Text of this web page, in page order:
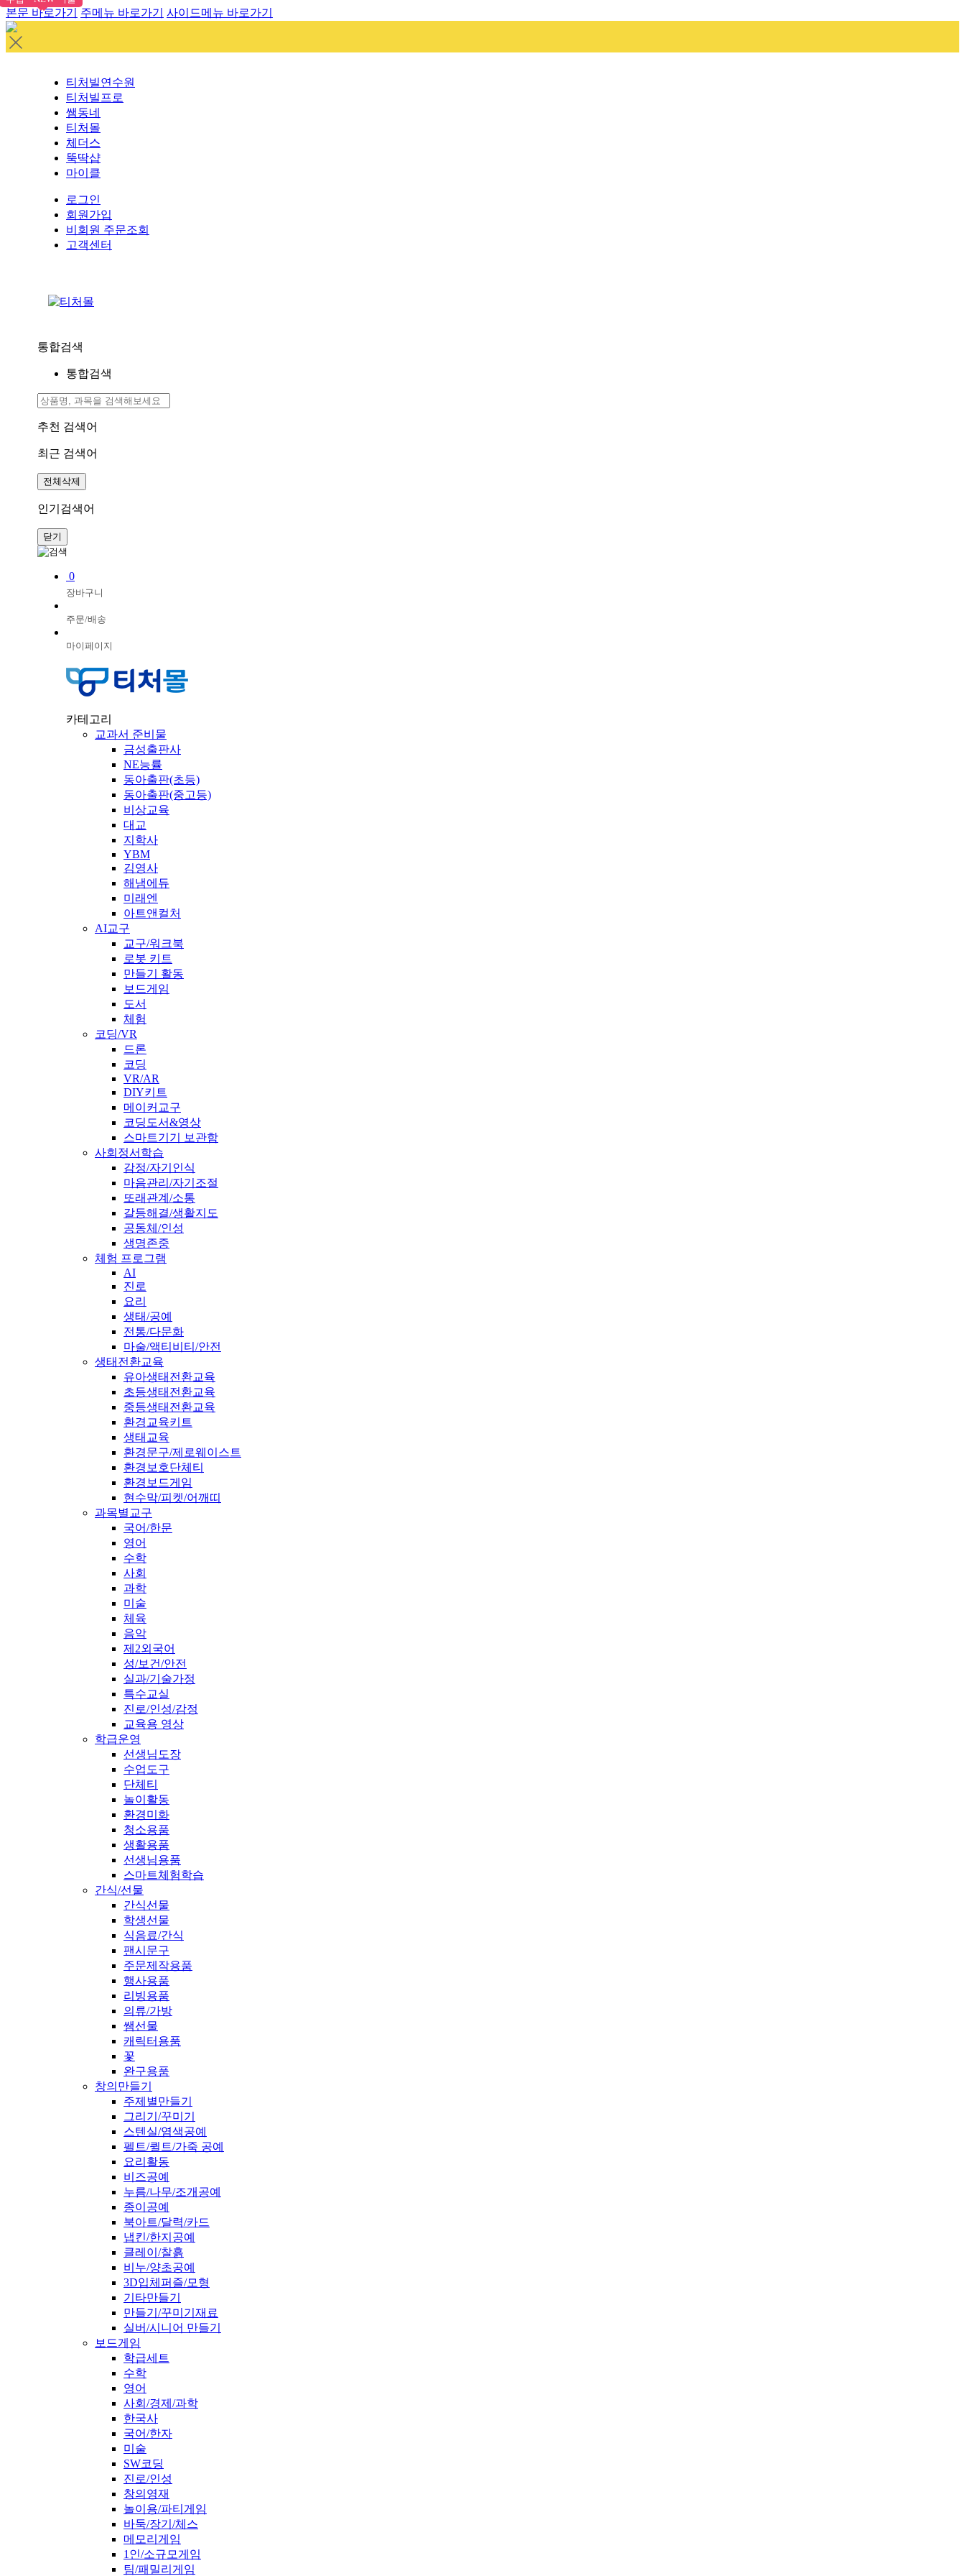
본문 바로가기 주메뉴 바로가기 사이드메뉴 바로가기
티처빌연수원
티처빌프로
쌤동네
티처몰
체더스
뚝딱샵
마이클
로그인
회원가입
비회원 주문조회
고객센터
통합검색
통합검색
추천 검색어
최근 검색어
전체삭제
인기검색어
닫기
0
장바구니
주문/배송
마이페이지
카테고리
교과서 준비물
금성출판사
NE능률
동아출판(초등)
동아출판(중고등)
비상교육
대교
지학사
YBM
김영사
해냄에듀
미래엔
아트앤컬처
AI교구
교구/워크북
로봇 키트
만들기 활동
보드게임
도서
체험
코딩/VR
드론
코딩
VR/AR
DIY키트
메이커교구
코딩도서&영상
스마트기기 보관함
사회정서학습
감정/자기인식
마음관리/자기조절
또래관계/소통
갈등해결/생활지도
공동체/인성
생명존중
체험 프로그램
AI
진로
요리
생태/공예
전통/다문화
마술/액티비티/안전
생태전환교육
유아생태전환교육
초등생태전환교육
중등생태전환교육
환경교육키트
생태교육
환경문구/제로웨이스트
환경보호단체티
환경보드게임
현수막/피켓/어깨띠
과목별교구
국어/한문
영어
수학
사회
과학
미술
체육
음악
제2외국어
성/보건/안전
실과/기술가정
특수교실
진로/인성/감정
교육용 영상
학급운영
선생님도장
수업도구
단체티
놀이활동
환경미화
청소용품
생활용품
선생님용품
스마트체험학습
간식/선물
간식선물
학생선물
식음료/간식
팬시문구
주문제작용품
행사용품
리빙용품
의류/가방
쌤선물
캐릭터용품
꽃
완구용품
창의만들기
주제별만들기
그리기/꾸미기
스텐실/염색공예
펠트/퀼트/가죽 공예
요리활동
비즈공예
누름/나무/조개공예
종이공예
북아트/달력/카드
냅킨/한지공예
클레이/찰흙
비누/양초공예
3D입체퍼즐/모형
기타만들기
만들기/꾸미기재료
실버/시니어 만들기
보드게임
학급세트
수학
영어
사회/경제/과학
한국사
국어/한자
미술
SW코딩
진로/인성
창의영재
놀이용/파티게임
바둑/장기/체스
메모리게임
1인/소규모게임
팀/패밀리게임